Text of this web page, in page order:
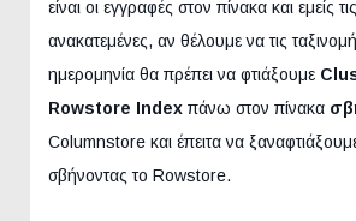
είναι οι εγγραφές στον πίνακα και εμείς
ανακατεμένες, αν θέλουμε να τις
ημερομηνία θα πρέπει να φτιάξουμε
Rowstore Index πάνω στον πίνακα
Columnstore και έπειτα να
σβήνοντας το Rowstore.